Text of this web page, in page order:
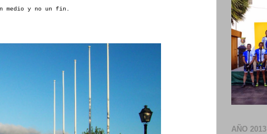
medio y no un fin.
AÑO 2013